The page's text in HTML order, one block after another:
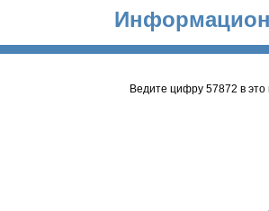
Ведите цифру 57872 в